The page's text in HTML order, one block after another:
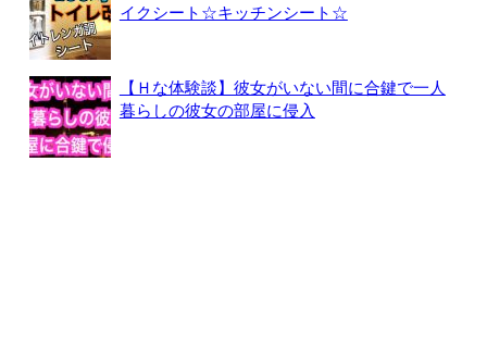
イクシート☆キッチンシート☆
【Ｈな体験談】彼女がいない間に合鍵で一人
暮らしの彼女の部屋に侵入